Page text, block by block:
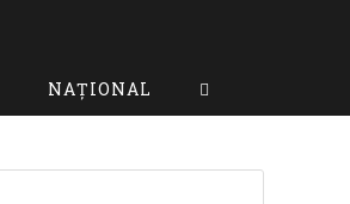
NAȚIONAL TOGGLE